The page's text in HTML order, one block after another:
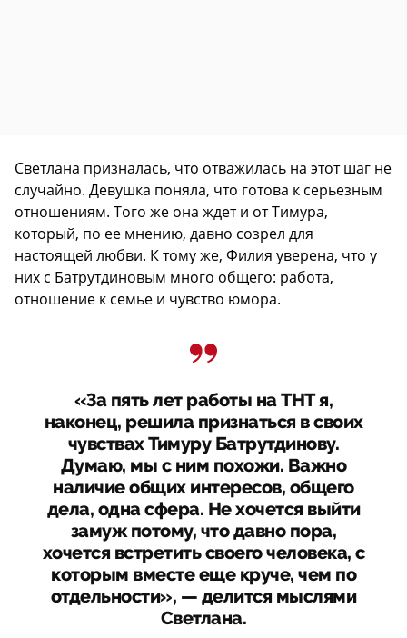
Светлана призналась, что отважилась на этот шаг не
случайно. Девушка поняла, что готова к серьезным
отношениям. Того же она ждет и от Тимура,
который, по ее мнению, давно созрел для
настоящей любви. К тому же, Филия уверена, что у
них с Батрутдиновым много общего: работа,
отношение к семье и чувство юмора.
«За пять лет работы на ТНТ я,
наконец, решила признаться в своих
чувствах Тимуру Батрутдинову.
Думаю, мы с ним похожи. Важно
наличие общих интересов, общего
дела, одна сфера. Не хочется выйти
замуж потому, что давно пора,
хочется встретить своего человека, с
которым вместе еще круче, чем по
отдельности», — делится мыслями
Светлана.